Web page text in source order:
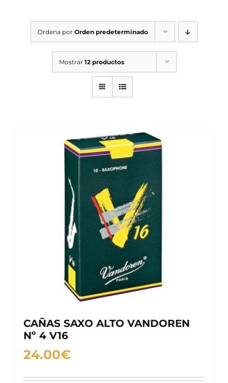
SERVICIOS TALLER
OCASIÓN
Ordena por Orden predeterminado
Mostrar 12 productos
CAÑAS SAXO ALTO VANDOREN
Nº 4 V16
24.00€